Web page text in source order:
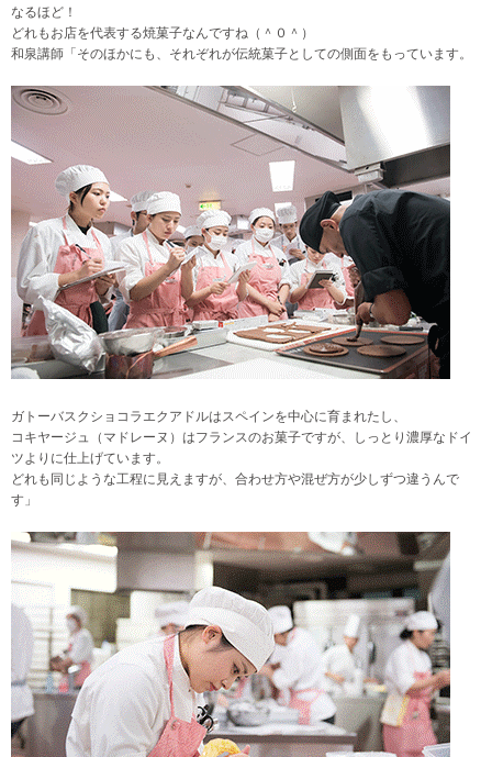
なるほど！
どれもお店を代表する焼菓子なんですね（＾０＾）
和泉講師「そのほかにも、それぞれが伝統菓子としての側面をもっています。
ガトーバスクショコラエクアドルはスペインを中心に育まれたし、
コキヤージュ（マドレーヌ）はフランスのお菓子ですが、しっとり濃厚なドイ
ツよりに仕上げています。
どれも同じような工程に見えますが、合わせ方や混ぜ方が少しずつ違うんで
す」